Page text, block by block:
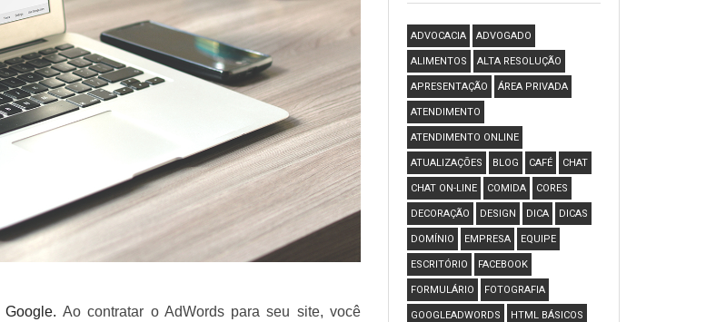
Google. Ao contratar o AdWords para seu site, você
ADVOCACIA ADVOGADO
ALIMENTOS ALTA RESOLUÇÃO
APRESENTAÇÃO ÁREA PRIVADA
ATENDIMENTO
ATENDIMENTO ONLINE
ATUALIZAÇÕES BLOG CAFÉ CHAT
CHAT ON-LINE COMIDA CORES
DECORAÇÃO DESIGN DICA DICAS
DOMÍNIO EMPRESA EQUIPE
ESCRITÓRIO FACEBOOK
FORMULÁRIO FOTOGRAFIA
GOOGLEADWORDS HTML BÁSICOS